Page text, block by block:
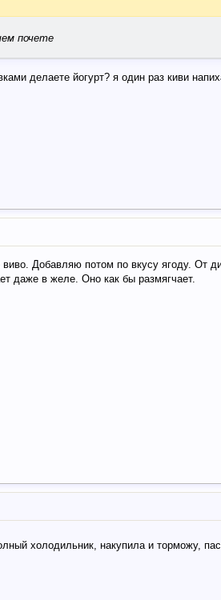
почете
делаете йогурт? я один раз киви
виво. Добавляю потом по вкусу ягоду. От
даже в желе. Оно как бы размягчает.
холодильник, накупила и торможу,